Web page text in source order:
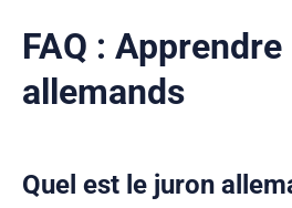
FAQ :
allemands
Quel est le juron